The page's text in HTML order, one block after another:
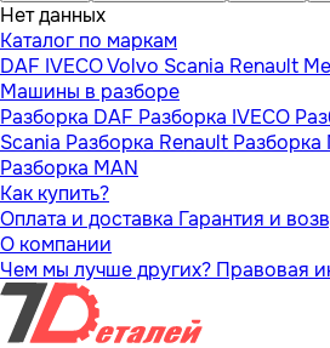
Нет данных
Каталог по маркам
DAF IVECOVolvo Scania Renault
Машины в разборе
Разборка DAF Разборка IVECO
Scania Разборка Renault Разборка
Разборка MAN
Как купить?
Оплата и доставка Гарантия и
О компании
Чем мы лучше других? Правовая